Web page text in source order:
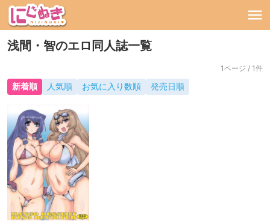
浅間・智のエロ同人誌一覧
1ページ / 1件
新着順 人気順 お気に入り数順 発売日順